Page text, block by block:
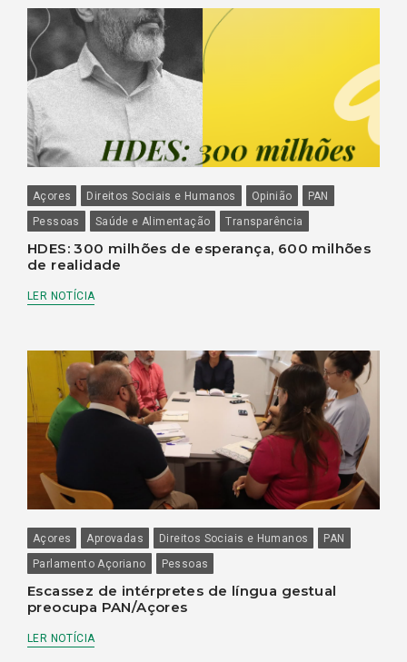
Açores Direitos Sociais e Humanos Opinião
PAN
Pessoas
Saúde e Alimentação Transparência
HDES: 300 milhões de esperança, 600 milhões
de realidade
LER NOTÍCIA
Açores Aprovadas Direitos Sociais e Humanos
PAN
Parlamento Açoriano
Pessoas
Escassez de intérpretes de língua gestual
preocupa PAN/Açores
LER NOTÍCIA